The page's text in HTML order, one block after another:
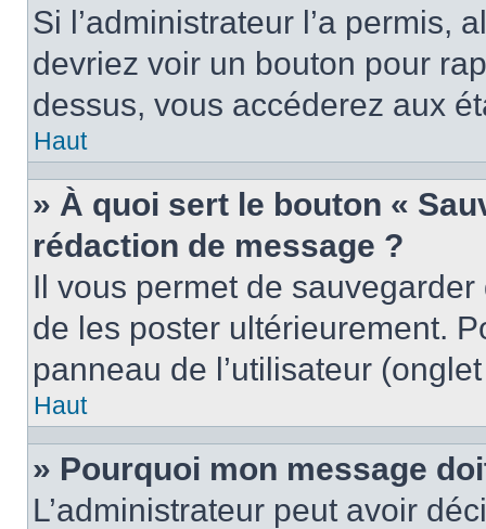
Si l’administrateur l’a permis,
devriez voir un bouton pour
dessus, vous accéderez aux
Haut
» À quoi sert le bouton «
rédaction de message ?
Il vous permet de
de les poster ultérieurement.
panneau de l’utilisateur
Haut
» Pourquoi mon message
L’administrateur peut avoir